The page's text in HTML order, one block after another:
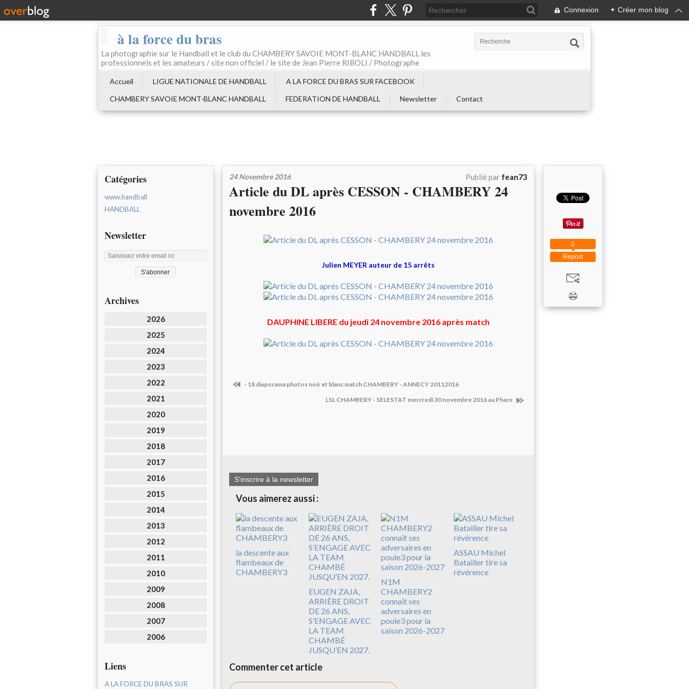
Connexion + Créer mon blog
à la force du bras
La photographie sur le Handball et le club du CHAMBERY SAVOIE MONT-BLANC HANDBALL les
professionnels et les amateurs / site non officiel / le site de Jean Pierre RIBOLI / Photographe
Accueil LIGUE NATIONALE DE HANDBALL
A LA FORCE DU BRAS SUR FACEBOOK
CHAMBERY SAVOIE MONT-BLANC HANDBALL
FEDERATION DE HANDBALL Newsletter Contact
Catégories
www.handball
HANDBALL
Newsletter
Archives
2026
2025
2024
2023
2022
2021
2020
2019
2018
2017
2016
2015
2014
2013
2012
2011
2010
2009
2008
2007
2006
Liens
A LA FORCE DU BRAS SUR
24 Novembre 2016 Publié par fean73
Article du DL après CESSON - CHAMBERY 24
novembre 2016
Julien MEYER auteur de 15 arrêts
DAUPHINE LIBERE du jeudi 24 novembre 2016 après match
- 18 diaporama photos noir et blanc match CHAMBERY - ANNECY 20112016
LSL CHAMBERY - SELESTAT mercredi 30 novembre 2016 au Phare
S'inscrire à la newsletter
Vous aimerez aussi :
la descente aux
flambeaux de
CHAMBERY3
EUGEN ZAJA,
ARRIÈRE DROIT
DE 26 ANS,
S’ENGAGE AVEC
LA TEAM
CHAMBÉ
JUSQU’EN 2027.
N1M
CHAMBERY2
connaît ses
adversaires en
poule3 pour la
saison 2026-2027
ASSAU Michel
Batailler tire sa
révérence
Commenter cet article
Repost
0